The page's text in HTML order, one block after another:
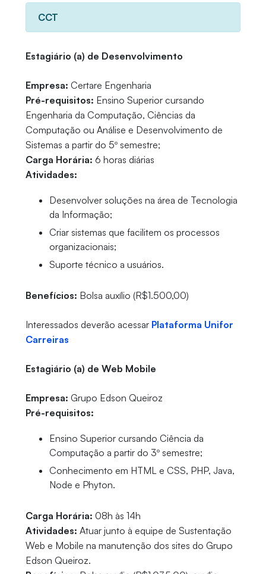
CCT
Estagiário (a) de Desenvolvimento
Empresa: Certare Engenharia
Pré-requisitos: Ensino Superior cursando
Engenharia da Computação, Ciências da
Computação ou Análise e Desenvolvimento de
Sistemas a partir do 5º semestre;
Carga Horária: 6 horas diárias
Atividades:
Desenvolver soluções na área de Tecnologia
da Informação;
Criar sistemas que facilitem os processos
organizacionais;
Suporte técnico a usuários.
Benefícios: Bolsa auxílio (R$1.500,00)
Interessados deverão acessar Plataforma Unifor
Carreiras
Estagiário (a) de Web Mobile
Empresa: Grupo Edson Queiroz
Pré-requisitos:
Ensino Superior cursando Ciência da
Computação a partir do 3º semestre;
Conhecimento em HTML e CSS, PHP, Java,
Node e Phyton.
Carga Horária: 08h às 14h
Atividades: Atuar junto à equipe de Sustentação
Web e Mobile na manutenção dos sites do Grupo
Edson Queiroz.